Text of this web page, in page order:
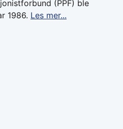
(PPF) ble
1986. Les mer...